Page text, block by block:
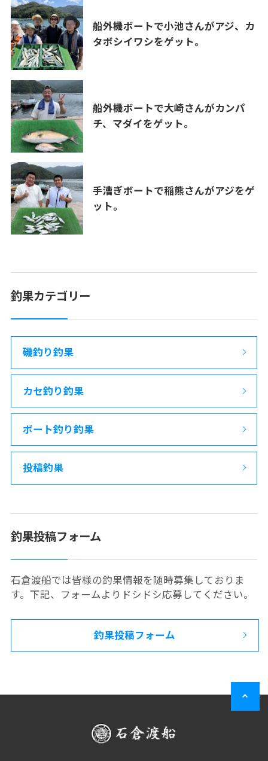
船外機ボートで小池さんがアジ、カ
タボシイワシをゲット。
船外機ボートで大崎さんがカンパ
チ、マダイをゲット。
手漕ぎボートで稲熊さんがアジをゲ
ット。
釣果カテゴリー
磯釣り釣果
カセ釣り釣果
ボート釣り釣果
投稿釣果
釣果投稿フォーム
石倉渡船では皆様の釣果情報を随時募集しておりま
す。下記、フォームよりドシドシ応募してください。
釣果投稿フォーム